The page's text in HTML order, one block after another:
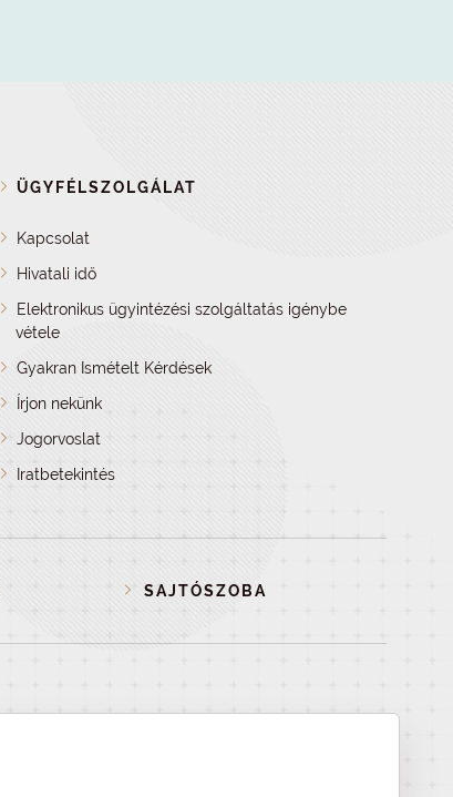
ÜGYFÉLSZOLGÁLAT
Kapcsolat
Hivatali idő
Elektronikus ügyintézési szolgáltatás igénybe
vétele
Gyakran Ismételt Kérdések
Írjon nekünk
Jogorvoslat
Iratbetekintés
SAJTÓSZOBA